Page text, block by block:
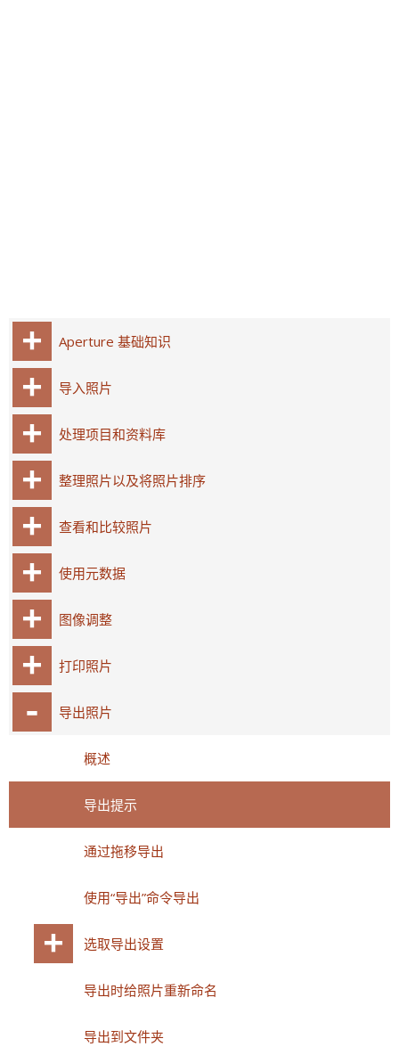
Aperture 基础知识
导入照片
处理项目和资料库
整理照片以及将照片排序
查看和比较照片
使用元数据
图像调整
打印照片
导出照片
概述
导出提示
通过拖移导出
使用“导出”命令导出
选取导出设置
导出时给照片重新命名
导出到文件夹